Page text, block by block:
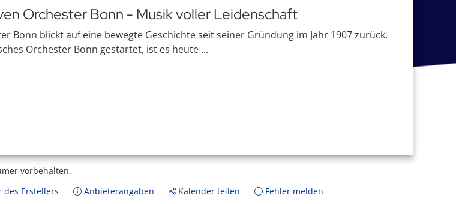
Orchester Bonn - Musik voller Leidenschaft
Bonn blickt auf eine bewegte Geschichte seit seiner Gründung im Jahr 1907 zurück.
Orchester Bonn gestartet, ist es heute ...
vorbehalten.
des Erstellers Anbieterangaben Kalender teilen Fehler melden